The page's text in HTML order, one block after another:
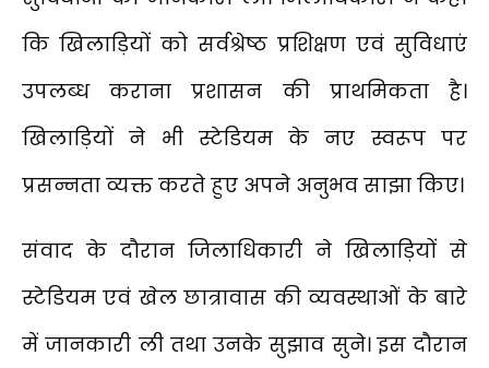
कि खिलाड़ियों को सर्वश्रेष्ठ प्रशिक्षण एवं सुविधाएं
उपलब्ध कराना प्रशासन की प्राथमिकता है।
खिलाड़ियों ने भी स्टेडियम के नए स्वरूप पर
प्रसन्नता व्यक्त करते हुए अपने अनुभव साझा किए।
संवाद के दौरान जिलाधिकारी ने खिलाड़ियों से
स्टेडियम एवं खेल छात्रावास की व्यवस्थाओं के बारे
में जानकारी ली तथा उनके सुझाव सुने। इस दौरान